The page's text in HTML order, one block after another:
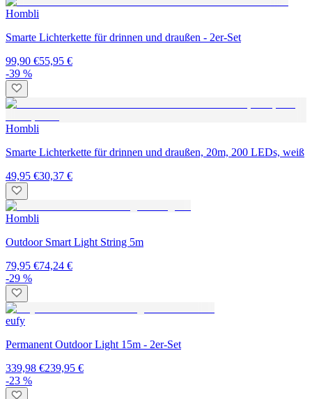
Hombli
Smarte Lichterkette für drinnen und draußen - 2er-Set
99,90 €55,95 €
-39 %
Hombli
Smarte Lichterkette für drinnen und draußen, 20m, 200 LEDs, weiß
49,95 €30,37 €
Hombli
Outdoor Smart Light String 5m
79,95 €74,24 €
-29 %
eufy
Permanent Outdoor Light 15m - 2er-Set
339,98 €239,95 €
-23 %